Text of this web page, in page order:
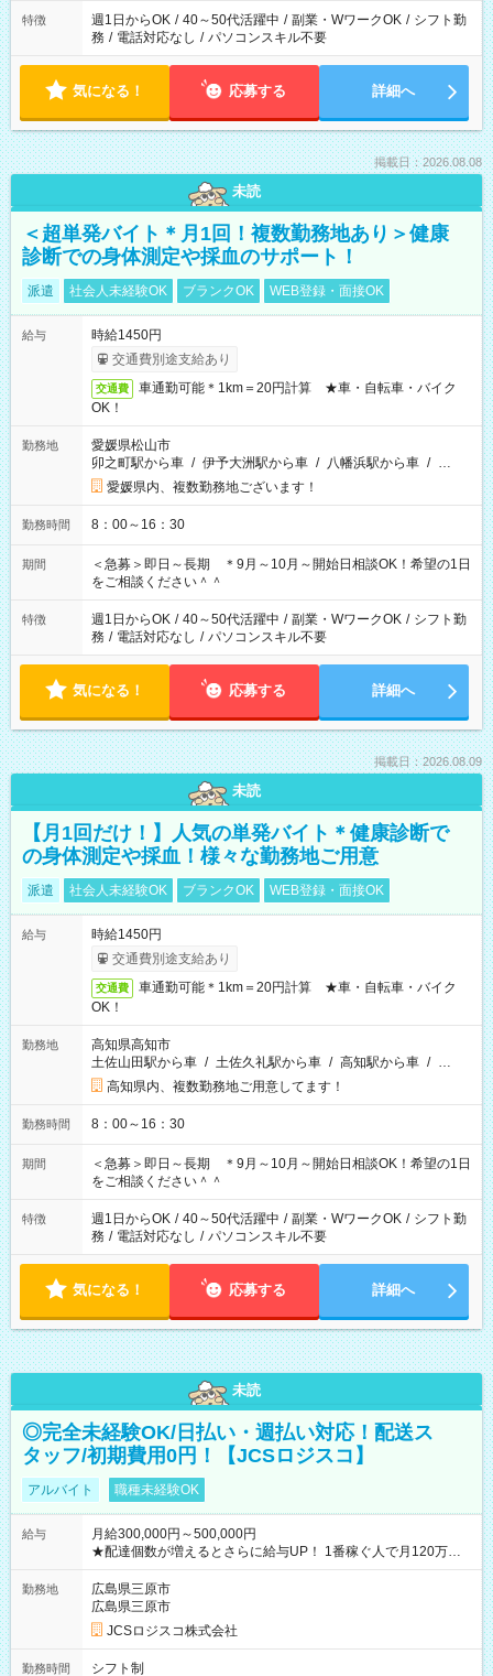
特徴 週1日からOK / 40～50代活躍中 / 副業・WワークOK / シフト勤
務 / 電話対応なし / パソコンスキル不要
気になる！ 応募する 詳細へ
掲載日：2026.08.08
未読
＜超単発バイト＊月1回！複数勤務地あり＞健康
診断での身体測定や採血のサポート！
派遣 社会人未経験OK ブランクOK WEB登録・面接OK
給与
時給1450円
交通費別途支給あり
交通費
車通勤可能＊1km＝20円計算 ★車・自転車・バイク
OK！
勤務地
愛媛県松山市
卯之町駅から車 / 伊予大洲駅から車 / 八幡浜駅から車 / …
愛媛県内、複数勤務地ございます！
勤務時間 8：00～16：30
期間
＜急募＞即日～長期 ＊9月～10月～開始日相談OK！希望の1日
をご相談ください＾＾
特徴 週1日からOK / 40～50代活躍中 / 副業・WワークOK / シフト勤
務 / 電話対応なし / パソコンスキル不要
気になる！ 応募する 詳細へ
掲載日：2026.08.09
未読
【月1回だけ！】人気の単発バイト＊健康診断で
の身体測定や採血！様々な勤務地ご用意
派遣 社会人未経験OK ブランクOK WEB登録・面接OK
給与
時給1450円
交通費別途支給あり
交通費
車通勤可能＊1km＝20円計算 ★車・自転車・バイク
OK！
勤務地
高知県高知市
土佐山田駅から車 / 土佐久礼駅から車 / 高知駅から車 / …
高知県内、複数勤務地ご用意してます！
勤務時間 8：00～16：30
期間
＜急募＞即日～長期 ＊9月～10月～開始日相談OK！希望の1日
をご相談ください＾＾
特徴 週1日からOK / 40～50代活躍中 / 副業・WワークOK / シフト勤
務 / 電話対応なし / パソコンスキル不要
気になる！ 応募する 詳細へ
未読
◎完全未経験OK/日払い・週払い対応！配送ス
タッフ/初期費用0円！【JCSロジスコ】
アルバイト 職種未経験OK
給与
月給300,000円～500,000円
★配達個数が増えるとさらに給与UP！ 1番稼ぐ人で月120万ほ
ど！ ・主要都市エリア 月収55万円／週5日稼働 月収65万~112
万円／週6日稼働 ・地方郊外エリア 月収40万円／週5日稼働 月
収40万円~50万円／週6日稼働 ＜モデルイメージ＞ ■月収50万
円 (27歳男性/江東区在住)※元建築関係 1日150個配達×25日勤務
(日休み) ■月収80万円(43歳男性/墨田区在住)※元営業 1日200個
勤務地
広島県三原市
広島県三原市
JCSロジスコ株式会社
勤務時間 シフト制